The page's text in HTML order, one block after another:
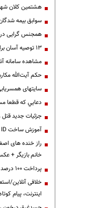
هشتمین کلان
سوابق بیمه
همجنس گرایی
13 توصیه آسان برای رفع بوی بد دهان
مشاهده سامانه
حكم آيت‌الله
سایتهای
دعايي كه قطعا
جزئیات جدید قتل
آموزش ساخت Apple ID برای کاربران ایرانی
راز خنده های
خانم بازیگر +
پرداخت ۱۰۰ درصد پاداش پایان خدمت فرهنگیان
خلافی آنلاین/
اینترنت، پیام